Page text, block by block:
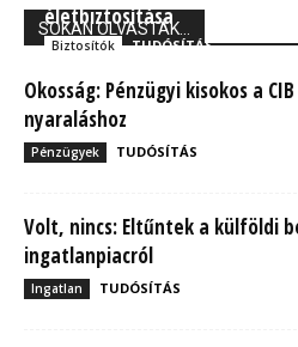
SOKAN OLVASTÁK...
életbiztosítása
Biztosítók TUDÓSÍTÁS
Okosság: Pénzügyi kisokos a
nyaraláshoz
Pénzügyek TUDÓSÍTÁS
Volt, nincs: Eltűntek a külföldi
ingatlanpiacról
Ingatlan TUDÓSÍTÁS